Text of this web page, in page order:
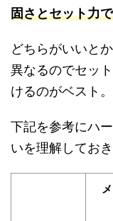
固さとセット力
どちらがいいと
異なるのでセッ
けるのがベスト。
下記を参考にハ
いを理解しておき